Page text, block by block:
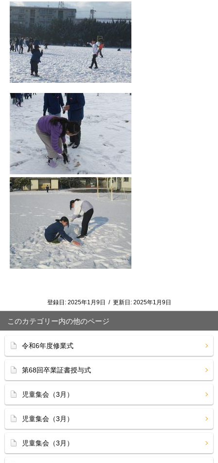
登録日: 2025年1月9日 / 更新日: 2025年1月9日
このカテゴリー内の他のページ
令和6年度修業式
第68回卒業証書授与式
児童集会（3月）
児童集会（3月）
児童集会（3月）